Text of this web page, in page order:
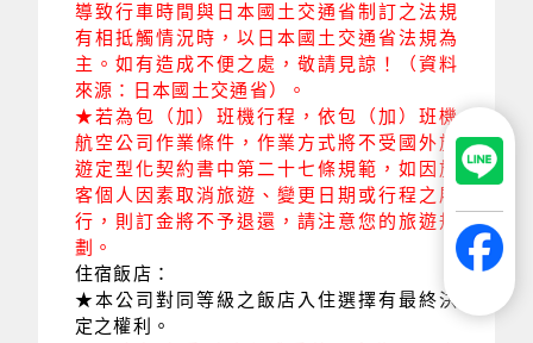
導致行車時間與日本國土交通省制訂之法規
有相抵觸情況時，以日本國土交通省法規為
主。如有造成不便之處，敬請見諒！（資料
來源：日本國土交通省）。
★若為包（加）班機行程，依包
（加） 班機
航空公司作業條件，作業方式將不受國外旅
遊定型化契約書中第二十七條規範，如因旅
客個人因素取消旅遊、變更日期或行程之履
行，則訂金將不予退還，請注意您的旅遊規
劃。
住宿飯店：
★本公司對同等級之飯店入住選擇有最終決
定之權利。